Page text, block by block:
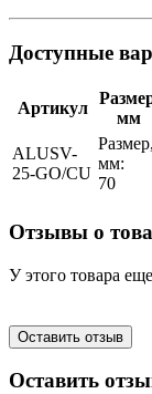
Доступные
Артикул
мм
ALUSV-
25-GO/CU
Размер,
мм:
70
Отзывы о
У этого товара
Оставить отзыв
Оставить